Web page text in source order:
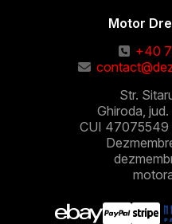
Motor
+40
Str.
Ghiroda,
CUI 47075549